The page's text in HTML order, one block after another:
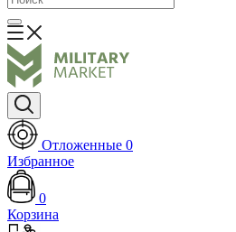
Отложенные 0
Избранное
0
Корзина